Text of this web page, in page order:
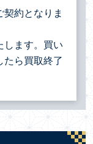
約となりま
します。買い
たら買取終了